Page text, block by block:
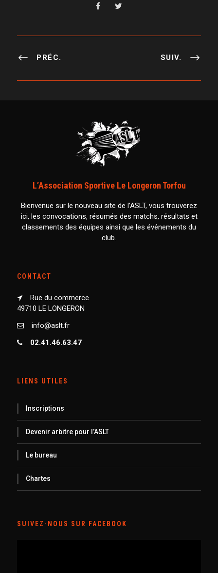
PRÉC. SUIV.
L’Association Sportive Le Longeron Torfou
Bienvenue sur le nouveau site de l’ASLT, vous trouverez
ici, les convocations, résumés des matchs, résultats et
classements des équipes ainsi que les événements du
club.
CONTACT
Rue du commerce
49710 LE LONGERON
info@aslt.fr
02.41.46.63.47
LIENS UTILES
Inscriptions
Devenir arbitre pour l’ASLT
Le bureau
Chartes
SUIVEZ-NOUS SUR FACEBOOK